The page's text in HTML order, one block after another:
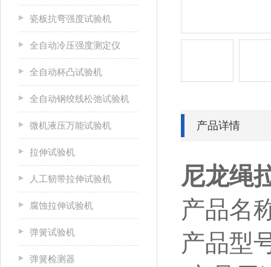
瓷板抗弯强度试验机
全自动冷压强度测定仪
全自动杯凸试验机
全自动钢绞线松弛试验机
微机液压万能试验机
拉伸试验机
人工韧带拉伸试验机
腐蚀拉伸试验机
弹簧试验机
弹簧检测器
产品详情
尼龙绳
产品名
产品型